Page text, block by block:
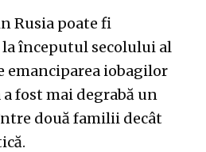
Rusia poate fi
începutul secolului al
emanciparea iobagilor
a fost mai degrabă un
două familii decât